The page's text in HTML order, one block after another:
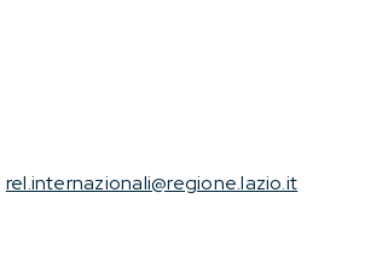
rel.internazionali@regione.lazio.it